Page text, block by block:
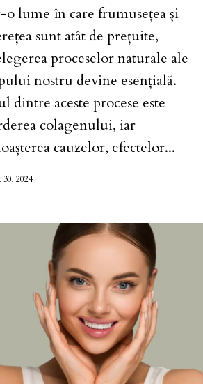
lume în care frumusețea și
sunt atât de prețuite,
proceselor naturale ale
nostru devine esențială.
dintre aceste procese este
colagenului, iar
cauzelor, efectelor...
30, 2024